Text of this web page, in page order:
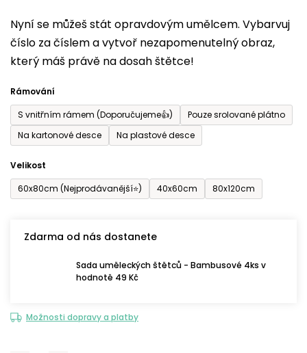
Nyní se můžeš stát opravdovým umělcem. Vybarvuj
číslo za číslem a vytvoř nezapomenutelný obraz,
který máš právě na dosah štětce!
Rámování
S vnitřním rámem (Doporučujeme👍)
Pouze srolované plátno
Na kartonové desce
Na plastové desce
Velikost
60x80cm (Nejprodávanější⭐)
40x60cm 80x120cm
Zdarma od nás dostanete
Sada uměleckých štětců - Bambusové 4ks v
hodnotě 49 Kč
Možnosti dopravy a platby
produktu
je
0,0
5
hvězdiček.